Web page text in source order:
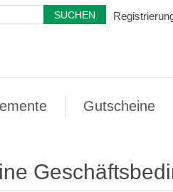
Gutscheine